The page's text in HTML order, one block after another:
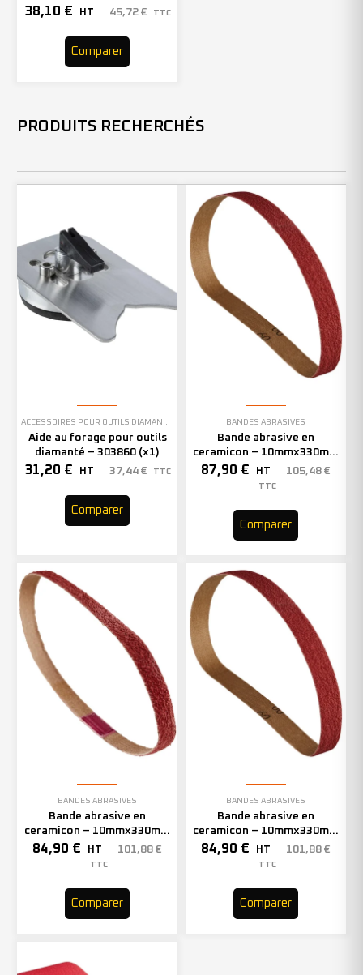
– Grain 60 – 210632 (x10)
38,10 € HT 45,72 € TTC
Comparer
PRODUITS RECHERCHÉS
Aide au forage pour outils
diamanté – 303860 (x1)
31,20 € HT 37,44 € TTC
Comparer
BANDES ABRASIVES
Bande abrasive en
ceramicon – 10mmx330mm
– Grain 40 – 333001 (x50)
87,90 € HT 105,48 €
TTC
Comparer
BANDES ABRASIVES
Bande abrasive en
ceramicon – 10mmx330mm
– Grain 60 – 333002 (x50)
84,90 € HT 101,88 €
TTC
Comparer
BANDES ABRASIVES
Bande abrasive en
ceramicon – 10mmx330mm
– Grain 80 – 333003 (x50)
84,90 € HT 101,88 €
TTC
Comparer